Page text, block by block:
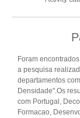
Foram
a pesquisa
departamentos
Densidade".Os
com Portugal,
Formacao,